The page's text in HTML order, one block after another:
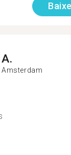
A.
Amsterdam